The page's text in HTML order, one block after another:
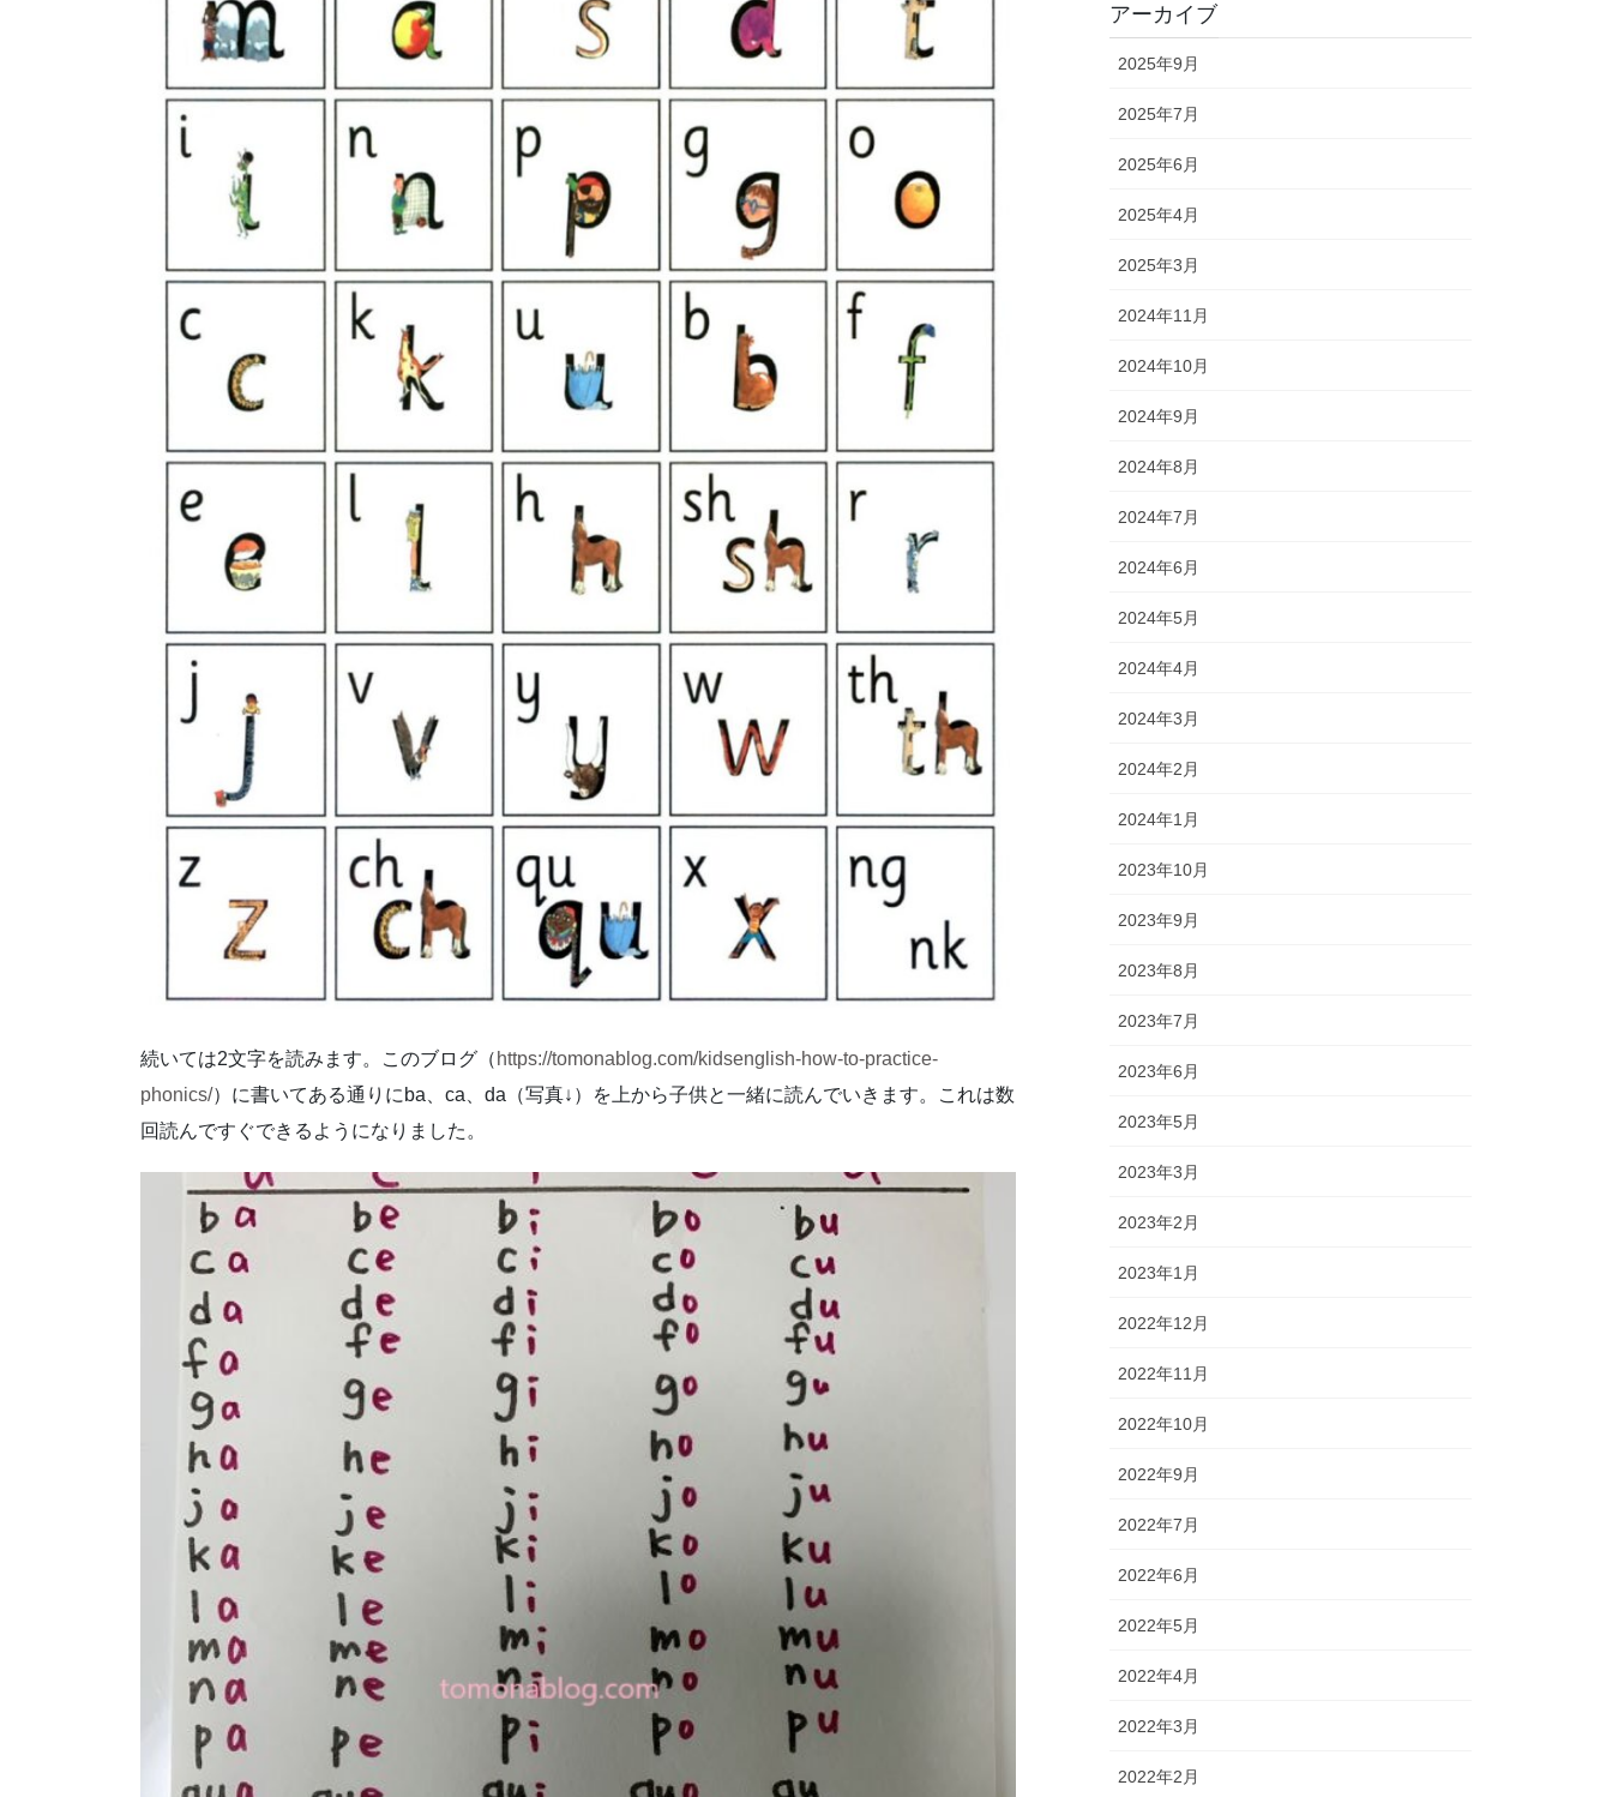
続いては2文字を読みます。このブログ（ https://tomonablog.com/kidsenglish-how-to-practice-
phonics/）に書いてある通りにba、ca、da（写真↓）を上から子供と一緒に読んでいきます。これは数
回読んですぐできるようになりました。
アーカイブ
2025年9月
2025年7月
2025年6月
2025年4月
2025年3月
2024年11月
2024年10月
2024年9月
2024年8月
2024年7月
2024年6月
2024年5月
2024年4月
2024年3月
2024年2月
2024年1月
2023年10月
2023年9月
2023年8月
2023年7月
2023年6月
2023年5月
2023年3月
2023年2月
2023年1月
2022年12月
2022年11月
2022年10月
2022年9月
2022年7月
2022年6月
2022年5月
2022年4月
2022年3月
2022年2月